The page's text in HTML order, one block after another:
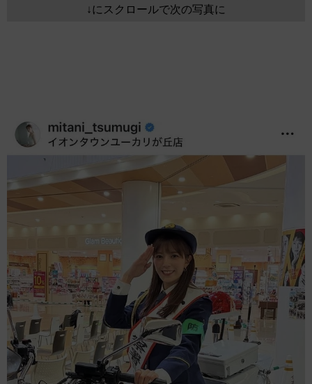
↓にスクロールで次の写真に